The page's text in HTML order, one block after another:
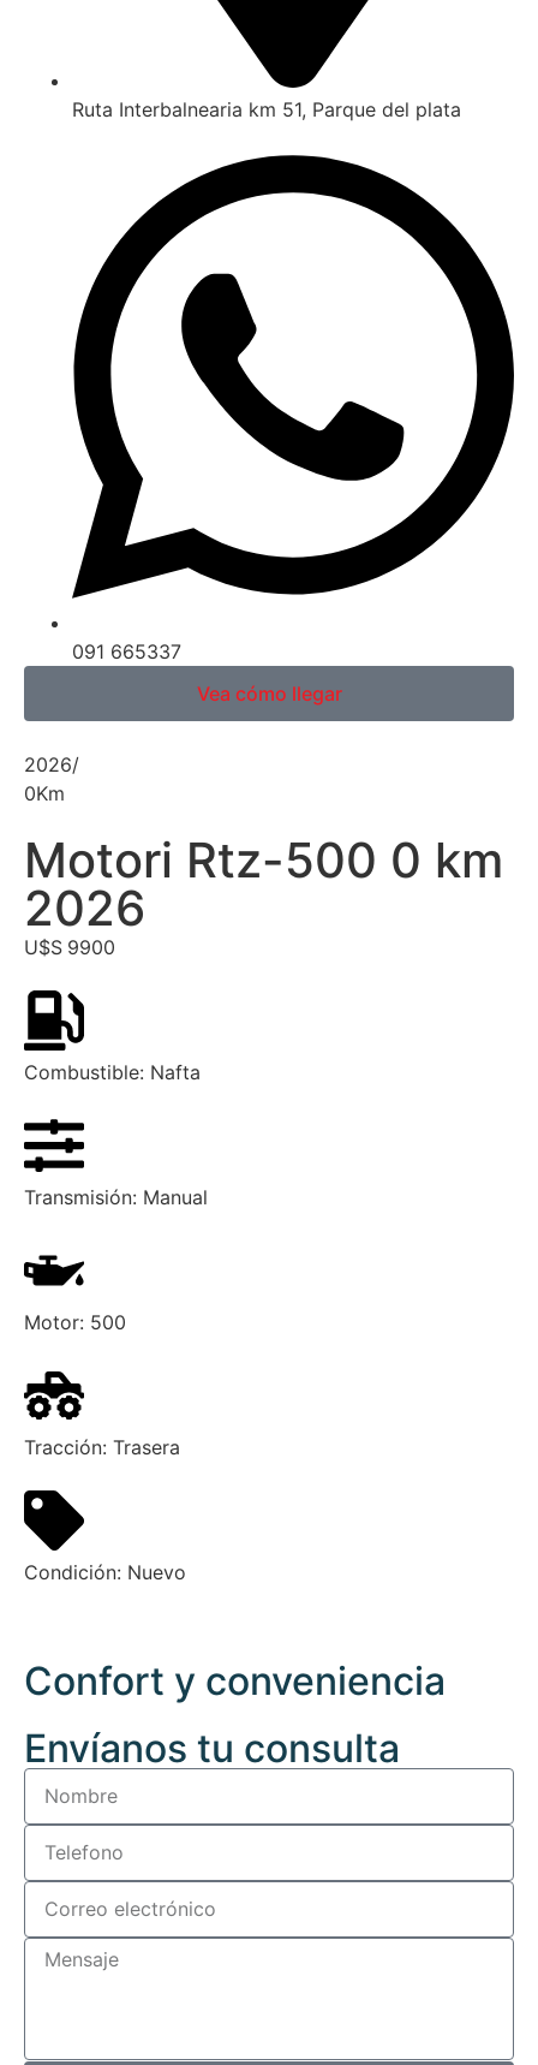
Ruta Interbalnearia km 51, Parque del plata
091 665337
Vea cómo llegar
2026/
0Km
Motori Rtz-500 0 km
2026
U$S 9900
Combustible: Nafta
Transmisión: Manual
Motor: 500
Tracción: Trasera
Condición: Nuevo
Confort y conveniencia
Envíanos tu consulta